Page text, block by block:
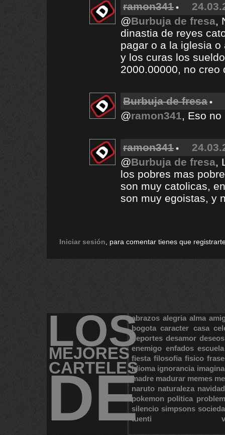
ramon341
@Burbuja de fresa,
dinastia de reyes
pagar o a la iglesia
y los curas los
2000.00000, no creo
Burbuja de fresa
@ramon341, Eso
ramon341
@Burbuja de fresa,
los pobres mas
son muy catolicas,
son muy egoistas, y
Iniciar sesión , para comentar tienes que
LOS
MEJORES
CARTELES
DE
abrazos alegria alma
bogota caracter casa
deportes desamor deseos
enemigo enfados escuela
fiesta filosofia fisico
idioma ignorancia
madre madurar memes
naruto naturaleza navidad
pokemon politica
silencio simpsons
tuenti